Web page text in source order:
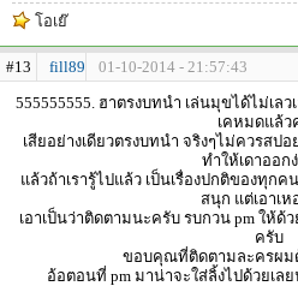
โอเย๊
#13 fill89
01-10-2014 - 21:57:43
555555555. ฮาตรงบทนำ เล่นมุขได้ไม่เล
เคหมดแล้ว
เสียอย่างเดียวตรงบทนำ จริงๆไม่ควรส
ทำให้เดาออก
แล้วถ้าเรารู้ไปแล้ว เป็นเรื่องปกติของทุก
สนุก แต่เอาเห
เอาเป็นว่าติดตามนะครับ รบกวน pm ให้
ครับ
ขอบคุณที่ติดตามละครผม
อ้อตอนที่ pm มาน่าจะใส่ลิ้งไปด้วยเล